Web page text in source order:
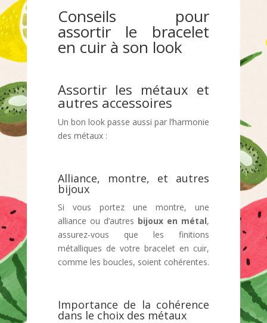
Conseils pour
assortir le bracelet
en cuir à son look
Assortir les métaux et
autres accessoires
Un bon look passe aussi par l’harmonie
des métaux :
Alliance, montre, et autres
bijoux
Si vous portez une montre, une
alliance ou d’autres bijoux en métal,
assurez-vous que les finitions
métalliques de votre bracelet en cuir,
comme les boucles, soient cohérentes.
Importance de la cohérence
dans le choix des métaux